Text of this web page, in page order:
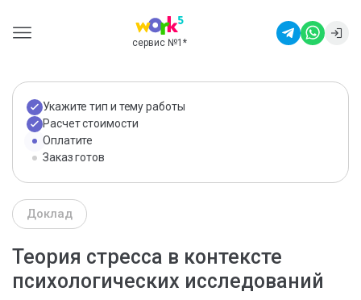
сервис №1 *
Укажите тип и тему работы
Расчет стоимости
Оплатите
Заказ готов
Доклад
Теория стресса в контексте
психологических исследований